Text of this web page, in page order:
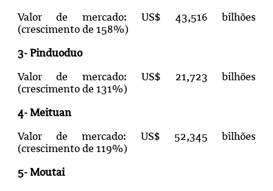
Valor de mercado: US$ 43,516 bilhões
(crescimento de 158%)
3- Pinduoduo
Valor de mercado: US$ 21,723 bilhões
(crescimento de 131%)
4- Meituan
Valor de mercado: US$ 52,345 bilhões
(crescimento de 119%)
5- Moutai